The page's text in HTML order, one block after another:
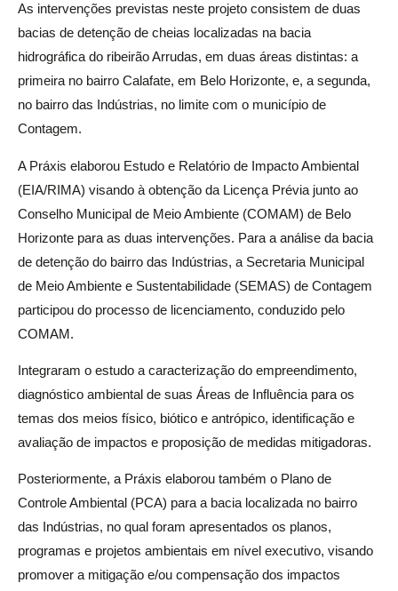
As intervenções previstas neste projeto consistem de duas
bacias de detenção de cheias localizadas na bacia
hidrográfica do ribeirão Arrudas, em duas áreas distintas: a
primeira no bairro Calafate, em Belo Horizonte, e, a segunda,
no bairro das Indústrias, no limite com o município de
Contagem.
A Práxis elaborou Estudo e Relatório de Impacto Ambiental
(EIA/RIMA) visando à obtenção da Licença Prévia junto ao
Conselho Municipal de Meio Ambiente (COMAM) de Belo
Horizonte para as duas intervenções. Para a análise da bacia
de detenção do bairro das Indústrias, a Secretaria Municipal
de Meio Ambiente e Sustentabilidade (SEMAS) de Contagem
participou do processo de licenciamento, conduzido pelo
COMAM.
Integraram o estudo a caracterização do empreendimento,
diagnóstico ambiental de suas Áreas de Influência para os
temas dos meios físico, biótico e antrópico, identificação e
avaliação de impactos e proposição de medidas mitigadoras.
Posteriormente, a Práxis elaborou também o Plano de
Controle Ambiental (PCA) para a bacia localizada no bairro
das Indústrias, no qual foram apresentados os planos,
programas e projetos ambientais em nível executivo, visando
promover a mitigação e/ou compensação dos impactos